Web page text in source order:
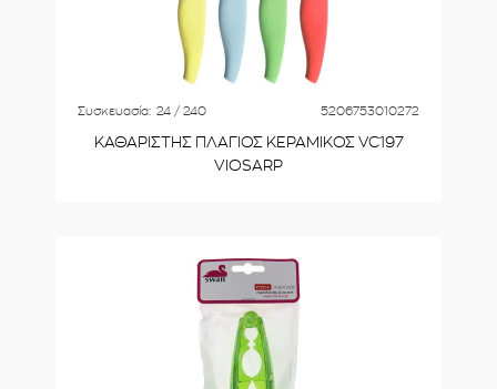
Συσκευασία: 24 / 240 5206753010272
ΚΑΘΑΡΙΣΤΗΣ ΠΛΑΓΙΟΣ ΚΕΡΑΜΙΚΟΣ VC197
VIOSARP